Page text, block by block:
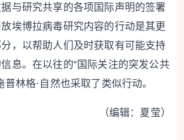
与研究共享的各项国际声明的签署
埃博拉病毒研究内容的行动是其更
，以帮助人们及时获取有可能支持
息。在以往的“国际关注的突发公共
普林格·自然也采取了类似行动。
（编辑：夏莹）